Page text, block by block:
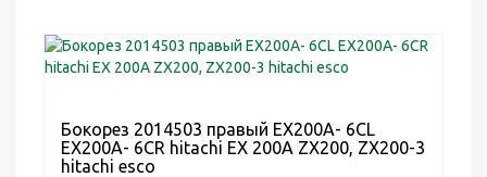
Бокорез 2014503 правый EX200A- 6CL
EX200A- 6CR hitachi EX 200A ZX200, ZX200-3
hitachi esco